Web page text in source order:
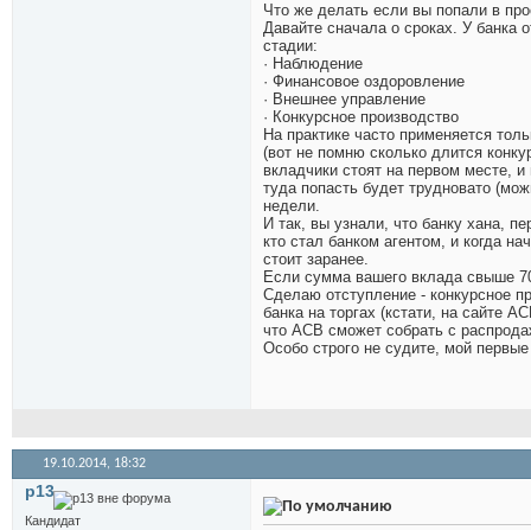
Что же делать если вы попали в
Давайте сначала о сроках. У банка
стадии:
· Наблюдение
· Финансовое оздоровление
· Внешнее управление
· Конкурсное производство
На практике часто применяется
(вот не помню сколько длится
вкладчики стоят на первом месте,
туда попасть будет трудновато
недели.
И так, вы узнали, что банку хана,
кто стал банком агентом, и когда
стоит заранее.
Если сумма вашего вклада свыше
Сделаю отступление - конкурсное
банка на торгах (кстати, на сайте
что АСВ сможет собрать с
Особо строго не судите, мой
19.10.2014, 18:32
p13
Кандидат